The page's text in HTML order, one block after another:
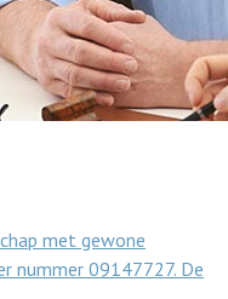
met gewone
nummer 09147727. De